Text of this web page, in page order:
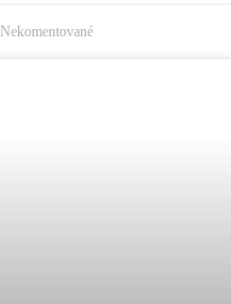
Nekomentované